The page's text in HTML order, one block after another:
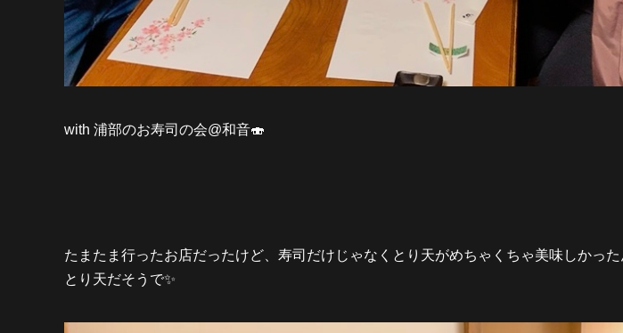
with 浦部のお寿司の会@和音🍣
たまたま行ったお店だったけど、寿司だけじゃなくとり天がめちゃくちゃ美味しかっ
とり天だそうで✨